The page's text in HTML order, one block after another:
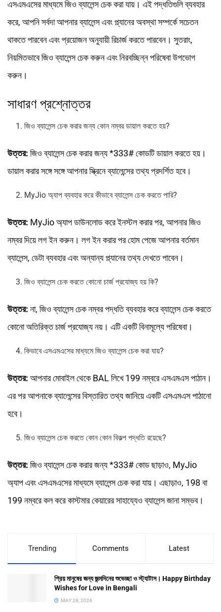
এসএমএসের মাধ্যমে জিও ব্যালেন্স চেক করা যায়। এই পদ্ধতিগুলি ব্যবহার
করে, আপনি সর্বদা আপনার ব্যালেন্স এবং প্ল্যানের অবস্থা সম্পর্কে সচেতন
থাকতে পারবেন এবং প্রয়োজন অনুযায়ী রিচার্জ করতে পারবেন। সুতরাং,
নিয়মিতভাবে জিও ব্যালেন্স চেক করুন এবং নিরবচ্ছিন্ন পরিষেবা উপভোগ
করুন।
সাধারণ প্রশ্নোত্তর
জিও ব্যালেন্স চেক করার জন্য কোন নম্বর ডায়াল করতে হয়?
উত্তর: জিও ব্যালেন্স চেক করার জন্য *333# কোডটি ডায়াল করতে হয়।
ডায়াল করার সঙ্গে সঙ্গে আপনার স্ক্রিনে ব্যালেন্সের তথ্য প্রদর্শিত হবে।
MyJio অ্যাপ ব্যবহার করে কীভাবে ব্যালেন্স চেক করতে পারি?
উত্তর: MyJio অ্যাপ ডাউনলোড করে ইনস্টল করার পর, আপনার জিও
নম্বর দিয়ে লগ ইন করুন। লগ ইন করার পর হোম পেজে আপনার বর্তমান
ব্যালেন্স, ডেটা ব্যবহার এবং অন্যান্য প্ল্যানের তথ্য দেখতে পাবেন।
জিও ব্যালেন্স চেক করতে কোনো চার্জ প্রযোজ্য হয় কি?
উত্তর: না, জিও ব্যালেন্স চেক নম্বর পদ্ধতি ব্যবহার করে ব্যালেন্স চেক করতে
কোনো অতিরিক্ত চার্জ প্রযোজ্য নয়। এটি একটি বিনামূল্যে পরিষেবা।
কিভাবে এসএমএসের মাধ্যমে জিও ব্যালেন্স চেক করা যায়?
উত্তর: আপনার মোবাইল থেকে BAL লিখে 199 নম্বরে এসএমএস পাঠান।
এর পর আপনাকে ব্যালেন্সের বিস্তারিত তথ্য জানিয়ে একটি এসএমএস পাঠানো
হবে।
জিও ব্যালেন্স চেক করতে কোন কোন বিকল্প পদ্ধতি রয়েছে?
উত্তর: জিও ব্যালেন্স চেক করার জন্য *333# কোড ছাড়াও, MyJio
অ্যাপ এবং এসএমএসের মাধ্যমে ব্যালেন্স চেক করা যায়। এছাড়াও, 198 বা
199 নম্বরে কল করে কাস্টমার কেয়ারের সাহায্যেও ব্যালেন্স জানা সম্ভব।
Trending Comments Latest
প্রিয় মানুষের জন্য জন্মদিনের শুভেচ্ছা ও স্ট্যাটাস। Happy Birthday
Wishes for Love in Bengali
MAY 28, 2026